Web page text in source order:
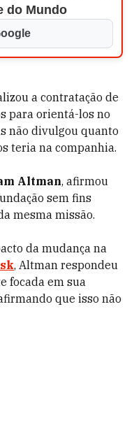
do Mundo
a contratação de
para orientá-los no
não divulgou quanto
teria na companhia.
Altman, afirmou
sem fins
mesma missão.
da mudança na
, Altman respondeu
focada em sua
que isso não